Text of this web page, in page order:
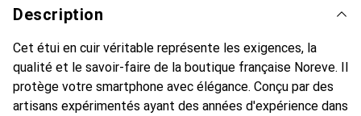
Description
Cet étui en cuir véritable représente les exigences, la
qualité et le savoir-faire de la boutique française Noreve. Il
protège votre smartphone avec élégance. Conçu par des
artisans expérimentés ayant des années d'expérience dans